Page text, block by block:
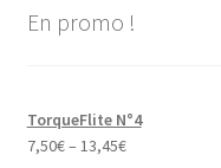
En promo !
TorqueFlite N°4
7,50€– 13,45€